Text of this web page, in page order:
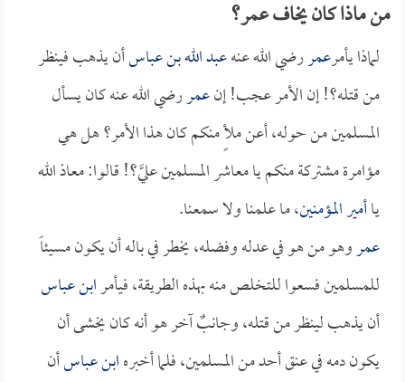
من ماذا كان يخاف عمر؟
لماذا يأمرعمررضي الله عنهعبد الله بن عباسأن يذهب فينظر
من قتله؟! إن الأمر عجب! إنعمررضي الله عنه كان يسأل
المسلمين من حوله، أعن ملأٍ منكم كان هذا الأمر؟ هل هي
مؤامرة مشتركة منكم يا معاشر المسلمين عليَّ؟! قالوا: معاذ الله
ياأمير المؤمنين، ما علمنا ولا سمعنا.
عمروهو من هو في عدله وفضله، يخطر في باله أن يكون مسيئاً
للمسلمين فسعوا للتخلص منه بهذه الطريقة، فيأمرابن عباس
أن يذهب لينظر من قتله، وجانبٌ آخر هو أنه كان يخشى أن
يكون دمه في عنق أحد من المسلمين، فلما أخبرهابن عباسأن